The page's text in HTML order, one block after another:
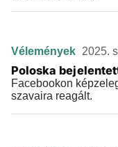
Vélemények 2025.
Poloska
Facebookon
szavaira reagált.